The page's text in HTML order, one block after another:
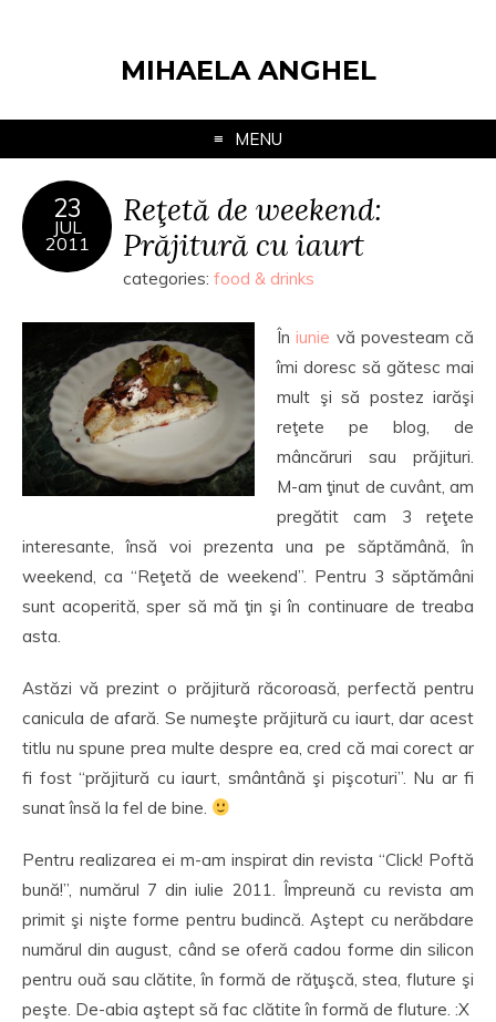
MIHAELA ANGHEL
MENU
23
JUL
2011
Reţetă de weekend:
Prăjitură cu iaurt
categories: food & drinks
Îniunie vă povesteam că
îmi doresc să gătesc mai
mult şi să postez iarăşi
reţete pe blog, de
mâncăruri sau prăjituri.
M-am ţinut de cuvânt, am
pregătit cam 3 reţete
interesante, însă voi prezenta una pe săptămână, în
weekend, ca “Reţetă de weekend”. Pentru 3 săptămâni
sunt acoperită, sper să mă ţin şi în continuare de treaba
asta.
Astăzi vă prezint o prăjitură răcoroasă, perfectă pentru
canicula de afară. Se numeşte prăjitură cu iaurt, dar acest
titlu nu spune prea multe despre ea, cred că mai corect ar
fi fost “prăjitură cu iaurt, smântână şi pişcoturi”. Nu ar fi
sunat însă la fel de bine.
Pentru realizarea ei m-am inspirat din revista “Click! Poftă
bună!”, numărul 7 din iulie 2011. Împreună cu revista am
primit şi nişte forme pentru budincă. Aştept cu nerăbdare
numărul din august, când se oferă cadou forme din silicon
pentru ouă sau clătite, în formă de răţuşcă, stea, fluture şi
peşte. De-abia aştept să fac clătite în formă de fluture. :X